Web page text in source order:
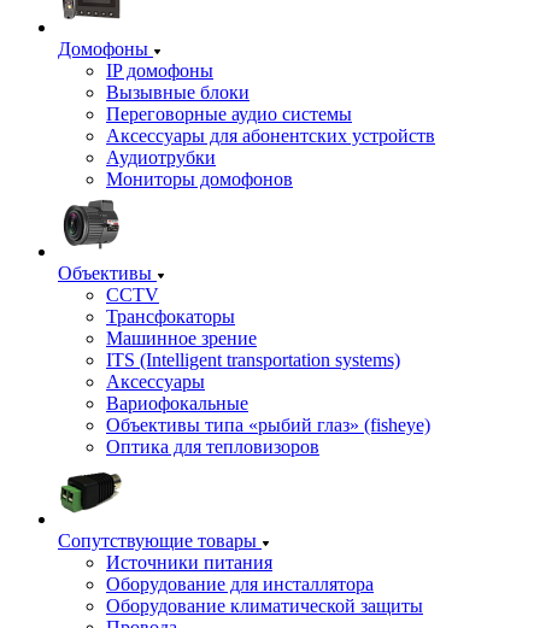
Домофоны
IP домофоны
Вызывные блоки
Переговорные аудио системы
Аксессуары для абонентских устройств
Аудиотрубки
Мониторы домофонов
Объективы
CCTV
Трансфокаторы
Машинное зрение
ITS (Intelligent transportation systems)
Аксессуары
Вариофокальные
Объективы типа «рыбий глаз» (fisheye)
Оптика для тепловизоров
Сопутствующие товары
Источники питания
Оборудование для инсталлятора
Оборудование климатической защиты